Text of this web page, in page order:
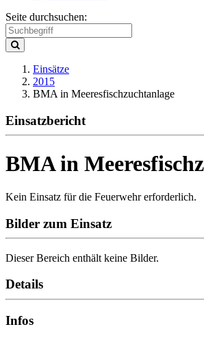
Seite durchsuchen:
Einsätze
2015
BMA in Meeresfischzuchtanlage
Einsatzbericht
BMA in
Kein Einsatz für die Feuerwehr erforderlich.
Bilder zum Einsatz
Dieser Bereich enthält keine Bilder.
Details
Infos